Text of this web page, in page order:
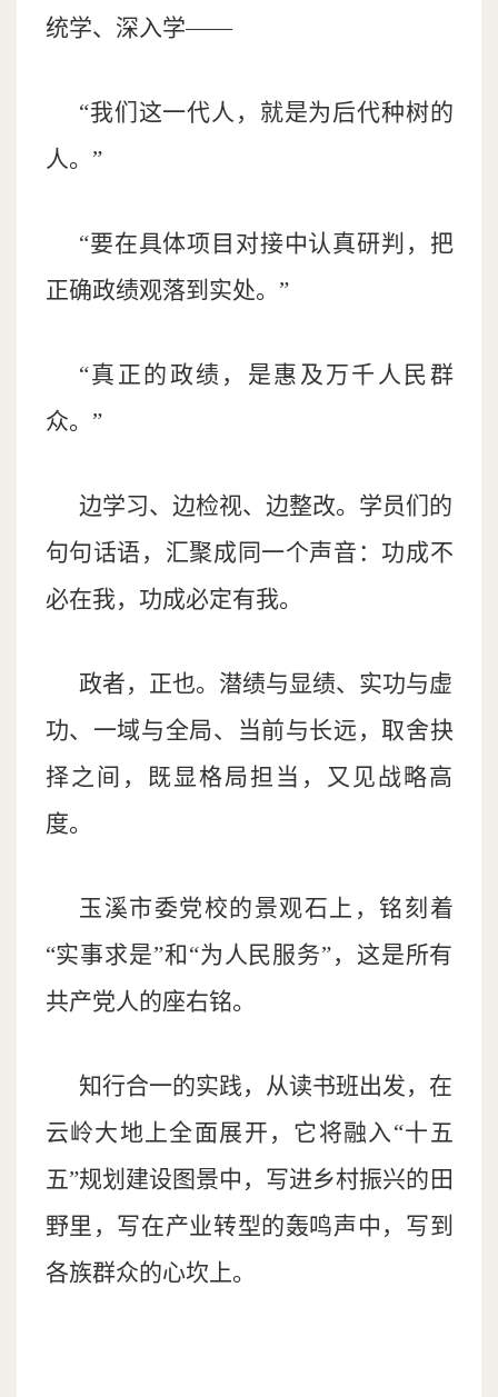
统学、深入学——
“我们这一代人，就是为后代种树的
人。”
“要在具体项目对接中认真研判，把
正确政绩观落到实处。”
“真正的政绩，是惠及万千人民群
众。”
边学习、边检视、边整改。学员们的
句句话语，汇聚成同一个声音：功成不
必在我，功成必定有我。
政者，正也。潜绩与显绩、实功与虚
功、一域与全局、当前与长远，取舍抉
择之间，既显格局担当，又见战略高
度。
玉溪市委党校的景观石上，铭刻着
“实事求是”和“为人民服务”，这是所有
共产党人的座右铭。
知行合一的实践，从读书班出发，在
云岭大地上全面展开，它将融入“十五
五”规划建设图景中，写进乡村振兴的田
野里，写在产业转型的轰鸣声中，写到
各族群众的心坎上。